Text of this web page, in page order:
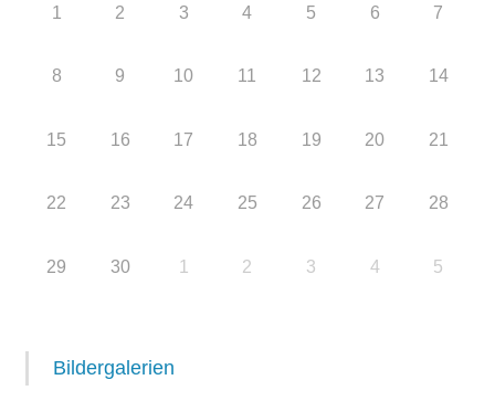
1 2 3 4 5 6 7
8 9 10 11 12 13 14
15 16 17 18 19 20 21
22 23 24 25 26 27 28
29 30 1 2 3 4 5
Bildergalerien